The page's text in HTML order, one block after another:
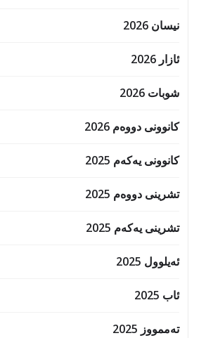
نیسان 2026
ئازار 2026
شوبات 2026
کانوونی دووەم 2026
کانوونی یەکەم 2025
تشرینی دووەم 2025
تشرینی یەکەم 2025
ئەیلوول 2025
ئاب 2025
تەممووز 2025